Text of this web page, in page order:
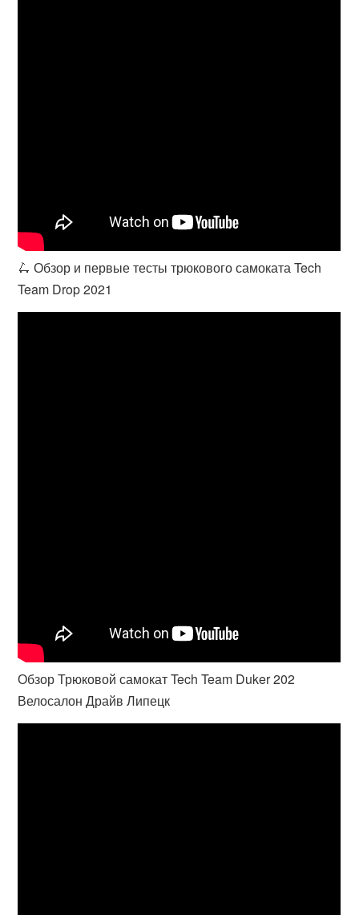
🛴 Обзор и первые тесты трюкового самоката Tech
Team Drop 2021
Обзор Трюковой самокат Tech Team Duker 202
Велосалон Драйв Липецк